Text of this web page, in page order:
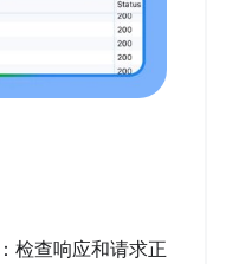
检查响应和请求正